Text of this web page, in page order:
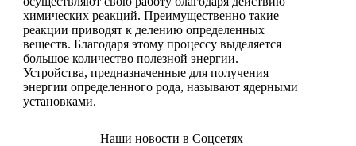
химических реакций. Преимущественно такие
реакции приводят к делению определенных
веществ. Благодаря этому процессу выделяется
большое количество полезной энергии.
Устройства, предназначенные для получения
энергии определенного рода, называют ядерными
установками.
Наши новости в Соцсетях